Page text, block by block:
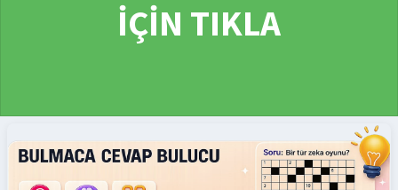
İÇİN TIKLA